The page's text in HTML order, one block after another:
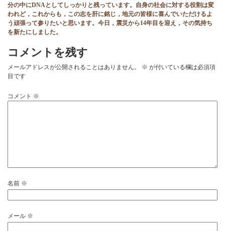
分の中にDNAとしてしっかりと残っています。自身の社会に対する役割は変
われど，これからも，この志を肝に銘じ，地元の皆様に喜んでいただけるよ
う頑張って参りたいと思います。今日，震災から14年目を迎え，その気持ち
を新たにしました。
コメントを残す
メールアドレスが公開されることはありません。 ※ が付いている欄は必須項
目です
コメント ※
名前 ※
メール ※